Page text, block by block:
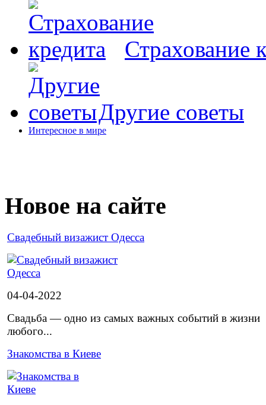
Страхование
Другие советы
Интересное в мире
Новое на сайте
Cвадебный визажист Одесса
04-04-2022
Свадьба — одно из самых важных событий в жизни
любого...
Знакомства в Киеве